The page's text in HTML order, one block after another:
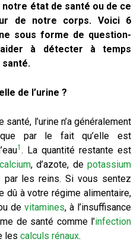
état de santé ou de ce
de notre corps. Voici 6
sous forme de question-
à détecter à temps
santé.
de l’urine ?
l’urine n’a généralement
par le fait qu’elle est
1 . La quantité restante est
calcium, d’azote, depotassium
par les reins. Si vous sentez
dû à votre régime alimentaire,
devitamines, à l’insuffisance
de santé comme l’infection
les calculs rénaux.